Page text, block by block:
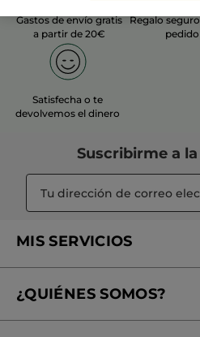
Gastos de envío gratis
a partir de 20€
Regalo
pedido
Satisfecha o te
devolvemos el dinero
Suscribirme a
MIS SERVICIOS
Tratamientos de Belleza
¿QUIÉNES SOMOS?